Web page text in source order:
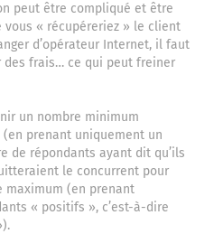
peut être compliqué et être
vous « récupéreriez » le client
d’opérateur Internet, il faut
des frais… ce qui peut freiner
un nombre minimum
prenant uniquement un
de répondants ayant dit qu’ils
le concurrent pour
maximum (en prenant
« positifs », c’est-à-dire